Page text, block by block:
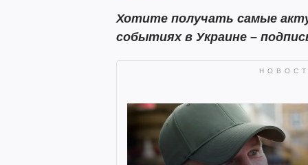
Хотите получать самые
событиях в Украине –